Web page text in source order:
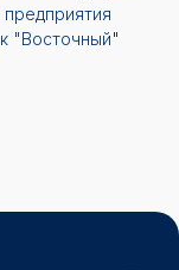
предприятия
"Восточный"